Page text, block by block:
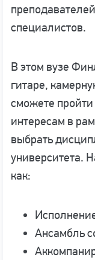
специалистов.
В этом вузе
гитаре,
сможете
интересам в
выбрать
университета.
как:
Ансамбль